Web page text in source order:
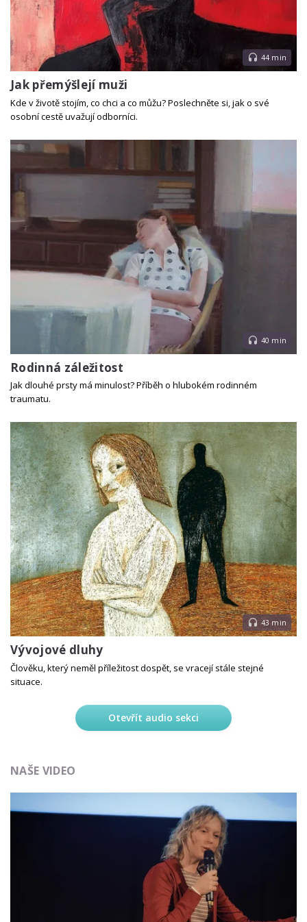
44 min
Jak přemýšlejí muži
Kde v životě stojím, co chci a co můžu? Poslechněte si, jak o své
osobní cestě uvažují odborníci.
40 min
Rodinná záležitost
Jak dlouhé prsty má minulost? Příběh o hlubokém rodinném
traumatu.
43 min
Vývojové dluhy
Člověku, který neměl příležitost dospět, se vracejí stále stejné
situace.
Otevřít audio sekci
NAŠE VIDEO